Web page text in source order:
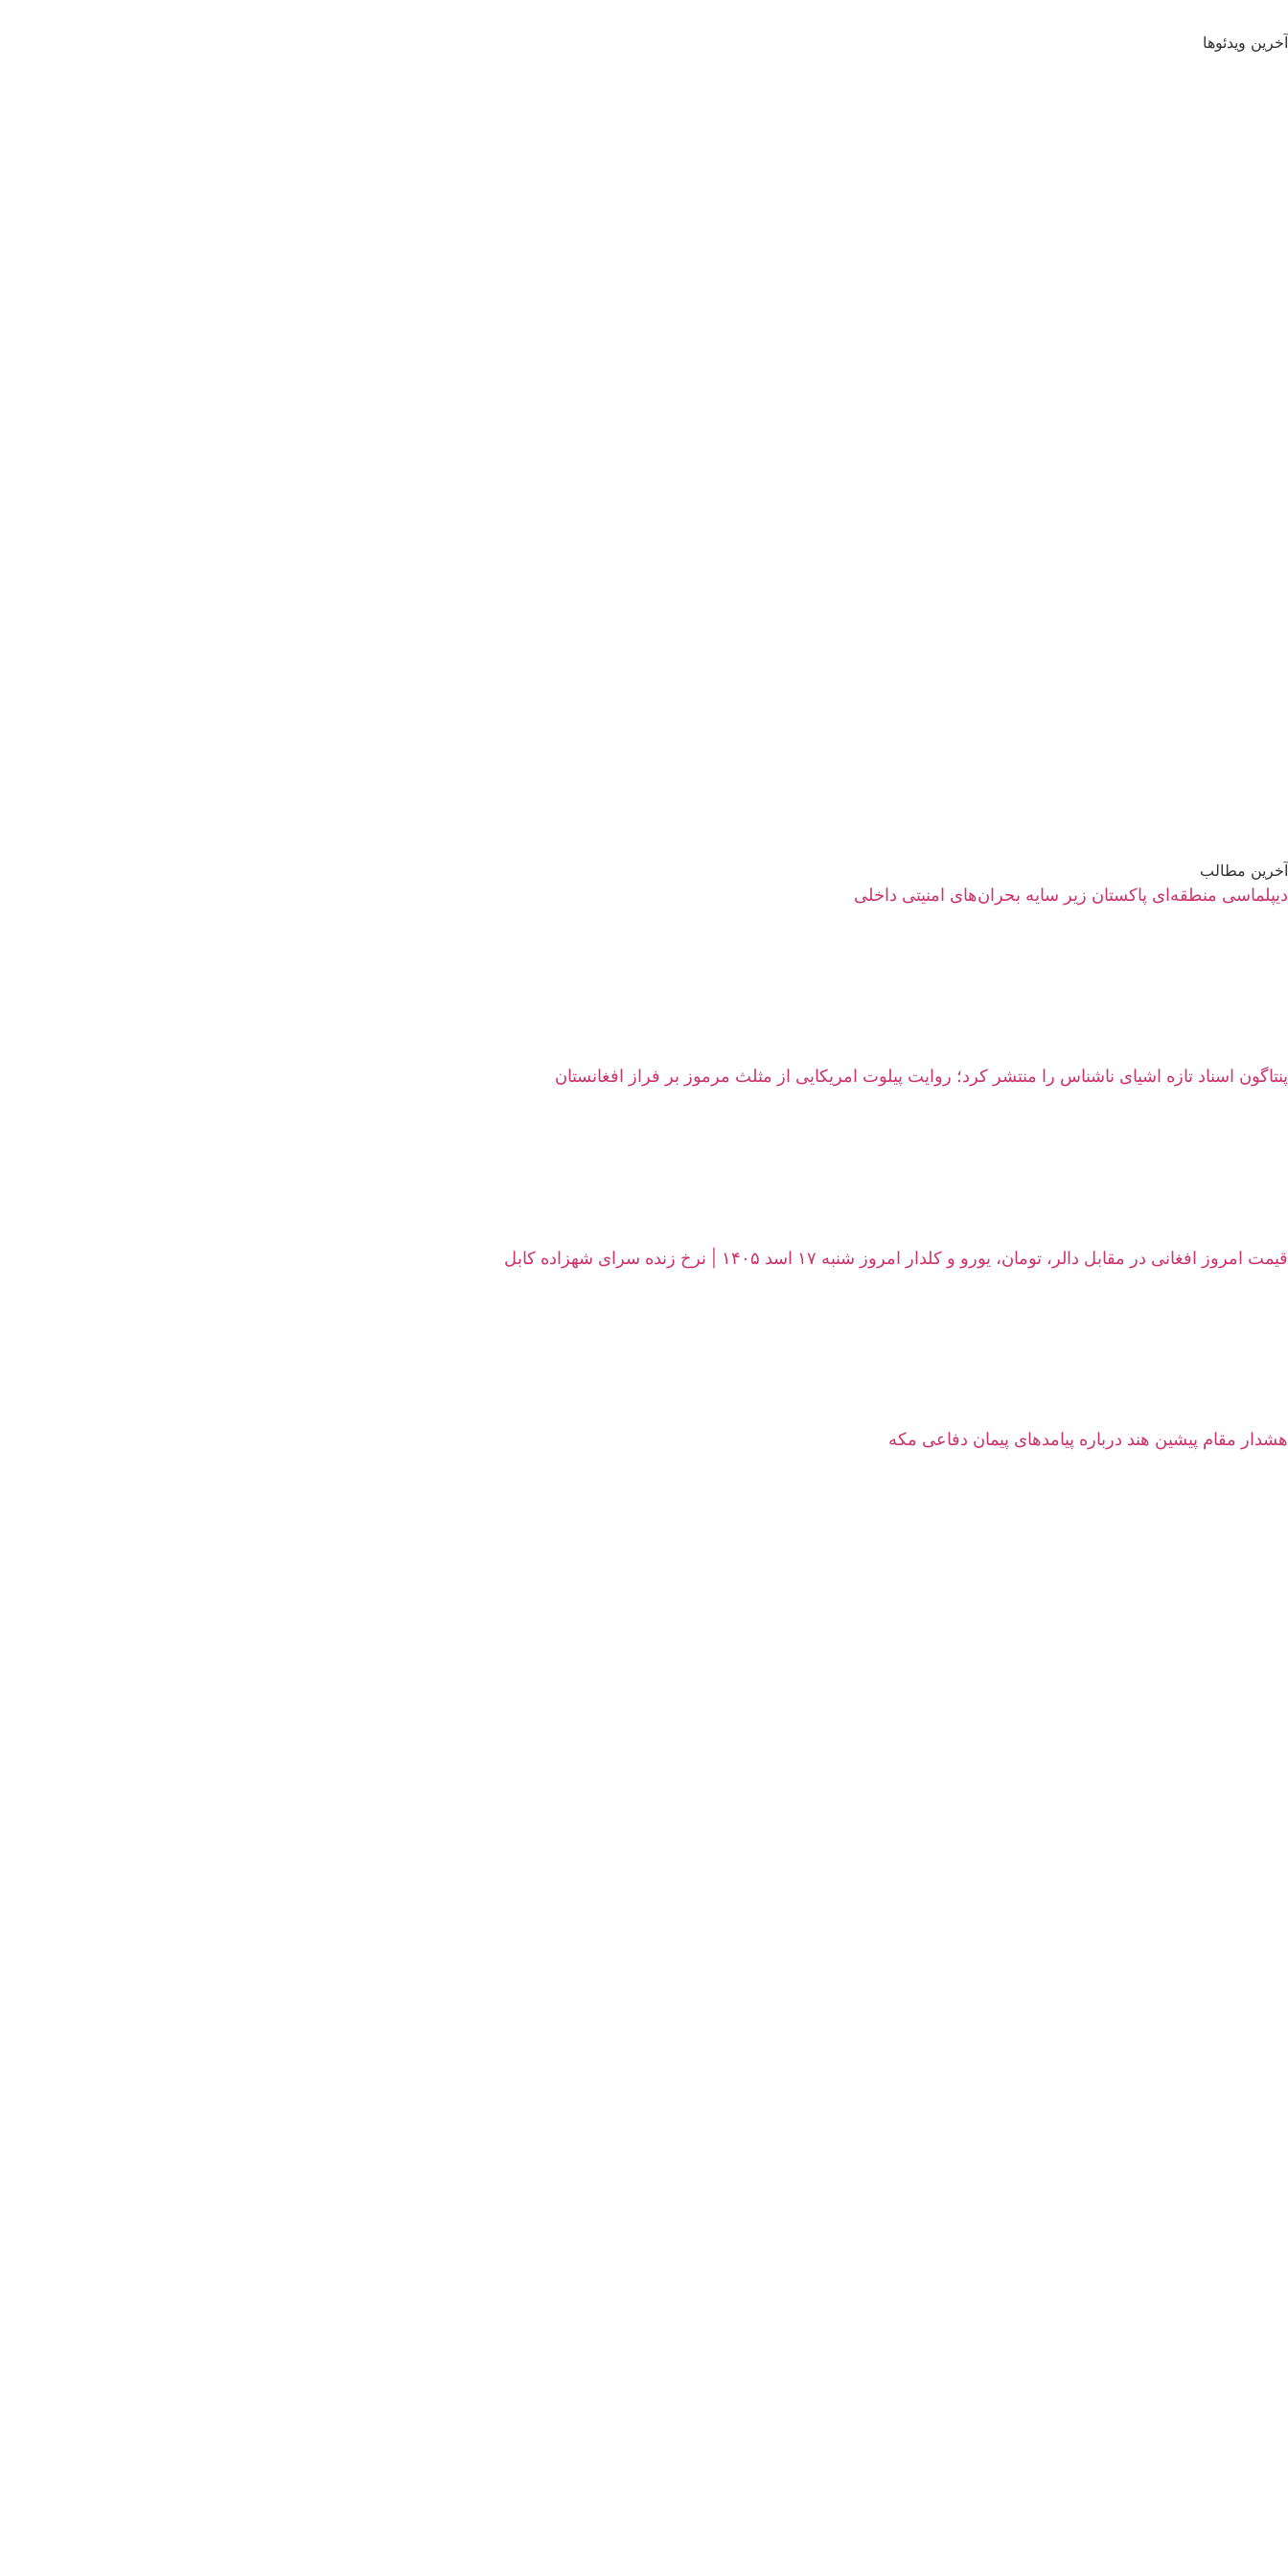
آخرین ویدئوها
آخرین مطالب
دیپلماسی منطقه‌ای پاکستان زیر سایه بحران‌های امنیتی داخلی
پنتاگون اسناد تازه اشیای ناشناس را منتشر کرد؛ روایت پیلوت امریکایی از مثلث مرموز بر فراز افغانستان
قیمت امروز افغانی در مقابل دالر، تومان، یورو و کلدار امروز شنبه ۱۷ اسد ۱۴۰۵ | نرخ زنده سرای شهزاده کابل
هشدار مقام پیشین هند درباره پیامدهای پیمان دفاعی مکه